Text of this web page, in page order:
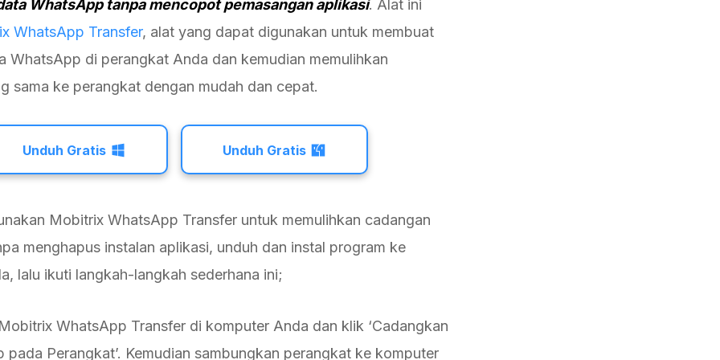
WhatsApp tanpa mencopot pemasangan aplikasi. Alat ini
WhatsApp Transfer, alat yang dapat digunakan untuk membuat
WhatsApp di perangkat Anda dan kemudian memulihkan
sama ke perangkat dengan mudah dan cepat.
Unduh Gratis Unduh Gratis
Mobitrix WhatsApp Transfer untuk memulihkan cadangan
menghapus instalan aplikasi, unduh dan instal program ke
lalu ikuti langkah-langkah sederhana ini;
WhatsApp Transfer di komputer Anda dan klik ‘Cadangkan
pada Perangkat’. Kemudian sambungkan perangkat ke komputer